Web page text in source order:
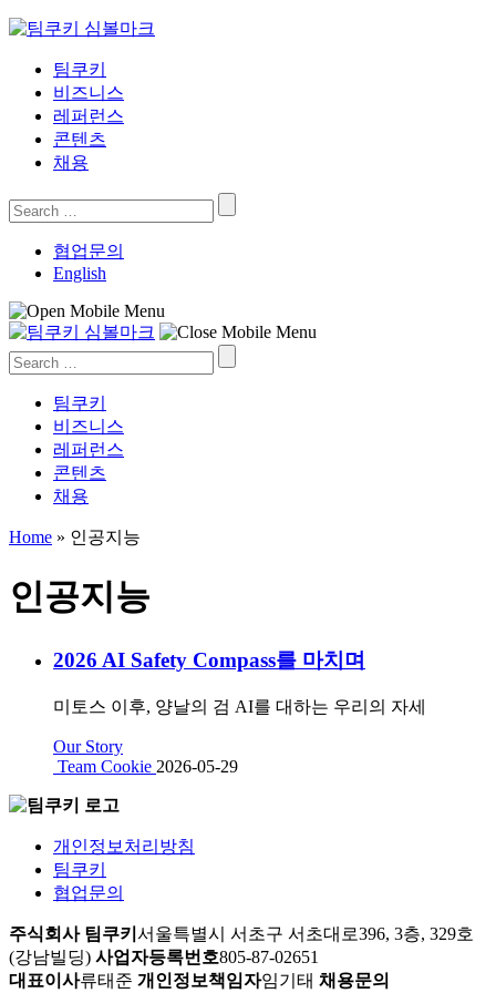
Skip
content팀쿠키
비즈니스
레퍼런스
콘텐츠
채용
Search
for:
협업문의
English
Search
for:
팀쿠키
비즈니스
레퍼런스
콘텐츠
채용
Home » 인공지능
인공지능
2026 AI Safety Compass를 마치며
미토스 이후, 양날의 검 AI를 대하는 우리의 자세
Our Story
Team Cookie 2026-05-29
개인정보처리방침
팀쿠키
협업문의
주식회사 팀쿠키 서울특별시 서초구 서초대로396, 3층, 329호
(강남빌딩) 사업자등록번호805-87-02651
대표이사류태준 개인정보책임자임기태 채용문의